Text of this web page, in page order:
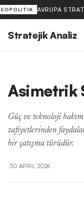
AVRUPA
Stratejik Analiz
Asimetrik
Güç ve teknoloji
zafiyetlerinden
bir çatışma türüdür.
·30 APRIL 2026